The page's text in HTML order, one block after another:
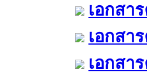
เอกสา
เอกสา
เอกสา